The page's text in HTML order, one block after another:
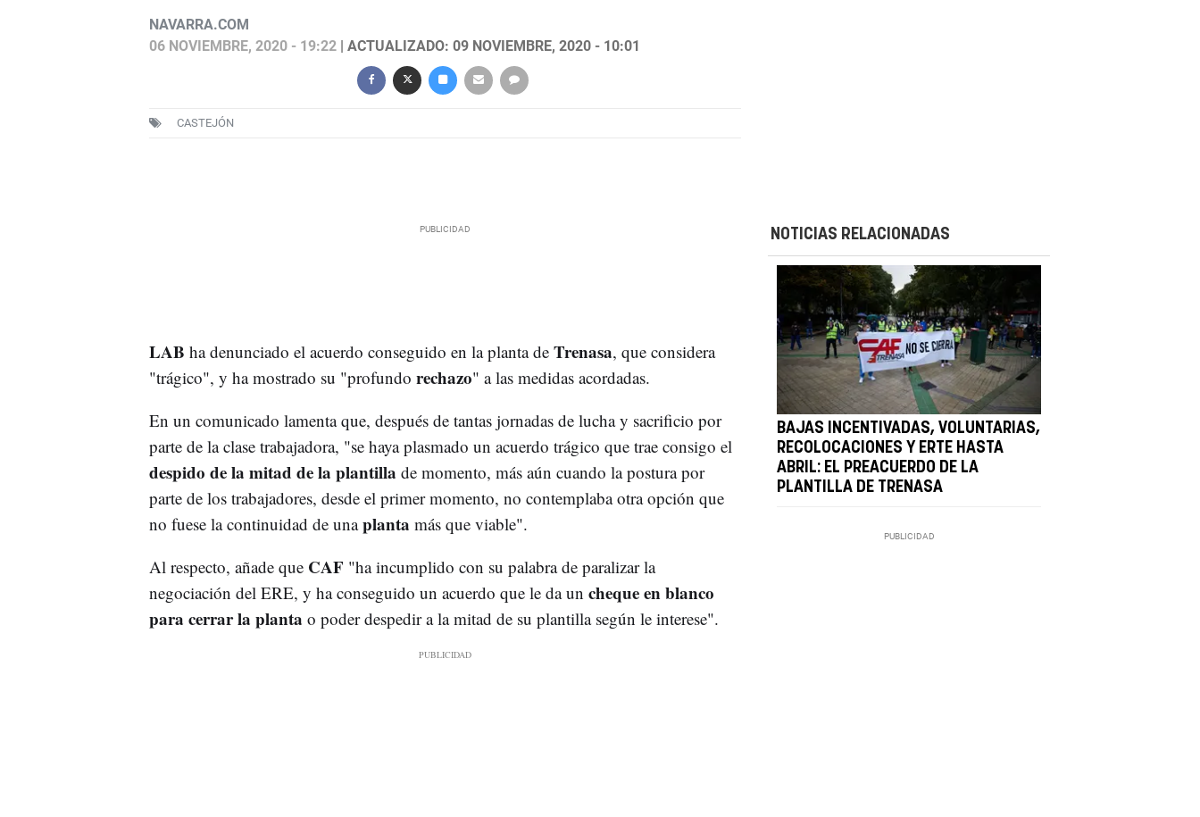
NAVARRA.COM
06 NOVIEMBRE, 2020 - 19:22| ACTUALIZADO: 09 NOVIEMBRE, 2020 - 10:01
CASTEJÓN
LAB ha denunciado el acuerdo conseguido en la planta de Trenasa, que considera
"trágico", y ha mostrado su "profundo rechazo" a las medidas acordadas.
En un comunicado lamenta que, después de tantas jornadas de lucha y sacrificio por
parte de la clase trabajadora, "se haya plasmado un acuerdo trágico que trae consigo el
despido de la mitad de la plantilla de momento, más aún cuando la postura por
parte de los trabajadores, desde el primer momento, no contemplaba otra opción que
no fuese la continuidad de unaplanta más que viable".
Al respecto, añade que CAF "ha incumplido con su palabra de paralizar la
negociación del ERE, y ha conseguido un acuerdo que le da un cheque en blanco
para cerrar la planta o poder despedir a la mitad de su plantilla según le interese".
NOTICIAS RELACIONADAS
BAJAS INCENTIVADAS, VOLUNTARIAS,
RECOLOCACIONES Y ERTE HASTA
ABRIL: EL PREACUERDO DE LA
PLANTILLA DE TRENASA